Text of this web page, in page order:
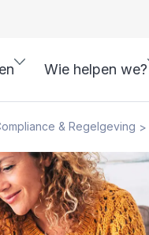
Wie helpen we?
& Regelgeving >